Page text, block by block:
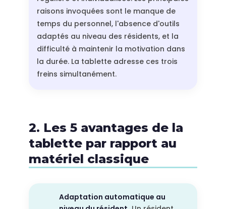
raisons invoquées sont le manque de
temps du personnel, l'absence d'outils
adaptés au niveau des résidents, et la
difficulté à maintenir la motivation dans
la durée. La tablette adresse ces trois
freins simultanément.
2. Les 5 avantages de la
tablette par rapport au
matériel classique
Adaptation automatique au